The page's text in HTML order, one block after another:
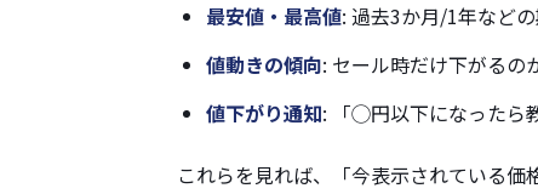
最安値・最高値: 過去3か月/1年など
値動きの傾向: セール時だけ下がるの
値下がり通知: 「◯円以下になったら
これらを見れば、「今表示されている